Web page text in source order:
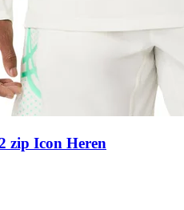
zip Icon Heren